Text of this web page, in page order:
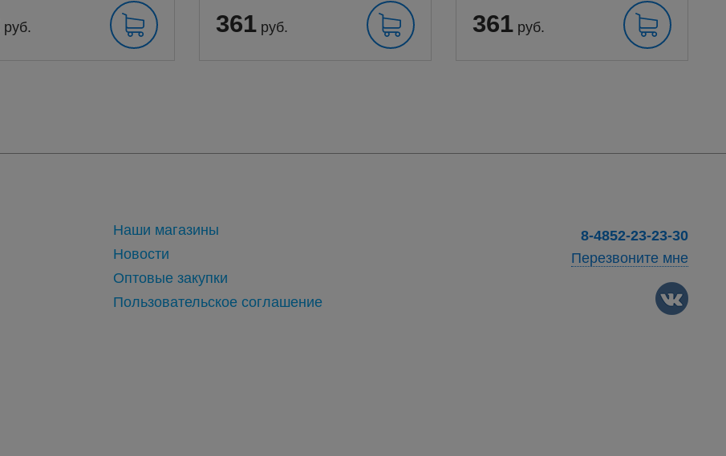
руб. 361 руб. 361 руб.
Наши магазины
Новости
Оптовые закупки
Пользовательское соглашение
8-4852-23-23-30
Перезвоните мне